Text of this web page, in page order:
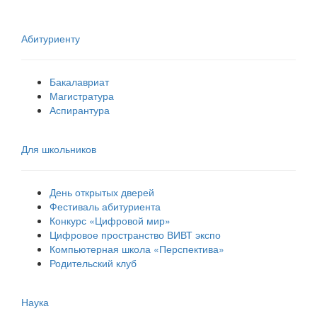
Абитуриенту
Бакалавриат
Магистратура
Аспирантура
Для школьников
День открытых дверей
Фестиваль абитуриента
Конкурс «Цифровой мир»
Цифровое пространство ВИВТ экспо
Компьютерная школа «Перспектива»
Родительский клуб
Наука